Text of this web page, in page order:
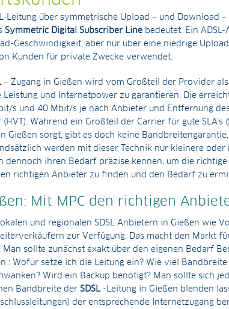
Leitung über symmetrische Upload – und Download
Symmetric Digital Subscriber Line bedeutet. Ein
Geschwindigkeit, aber nur über eine niedrige
Kunden für private Zwecke verwendet.
– Zugang in Gießen wird vom Großteil der Provider als
Leistung und Internetpower zu garantieren. Die
s und 40 Mbit/s je nach Anbieter und Entfernung
Während ein Großteil der Carrier für gute SLA’s
Gießen sorgt, gibt es doch keine
werden mit dieser Technik nur kleinere
dennoch ihren Bedarf präzise kennen, um die
richtigen Anbieter zu finden und den Bedarf zu
Mit MPC den richtigen
und regionalen SDSL Anbietern in Gießen wie
zur Verfügung. Das macht den Markt
Man sollte zunächst exakt über den eigenen Bedarf
: Wofür setze ich die Leitung ein? Wie viel
Wird ein Backup benötigt? Man sollte sich
Bandbreite der SDSL-Leitung in Gießen blenden
der entsprechende Internetzugang